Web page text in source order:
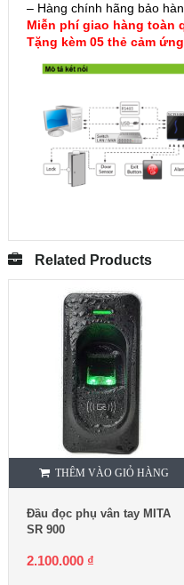
– Hàng chính hãng bảo
Miễn phí giao hàng toàn
Tặng kèm 05 thẻ cảm ứng
Related Products
THÊM VÀO GIỎ HÀNG
Đầu đọc phụ vân tay MITA
SR 900
2.100.000 ₫